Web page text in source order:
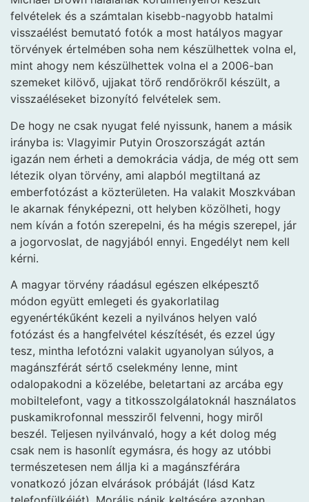
felvételek és a számtalan kisebb-nagyobb hatalmi
visszaélést bemutató fotók a most hatályos magyar
törvények értelmében soha nem készülhettek volna el,
mint ahogy nem készülhettek volna el a 2006-ban
szemeket kilövő, ujjakat törő rendőrökről készült, a
visszaéléseket bizonyító felvételek sem.
De hogy ne csak nyugat felé nyissunk, hanem a másik
irányba is: Vlagyimir Putyin Oroszországát aztán
igazán nem érheti a demokrácia vádja, de még ott sem
létezik olyan törvény, ami alapból megtiltaná az
emberfotózást a közterületen. Ha valakit Moszkvában
le akarnak fényképezni, ott helyben közölheti, hogy
nem kíván a fotón szerepelni, és ha mégis szerepel, jár
a jogorvoslat, de nagyjából ennyi. Engedélyt nem kell
kérni.
A magyar törvény ráadásul egészen elképesztő
módon együtt emlegeti és gyakorlatilag
egyenértékűként kezeli a nyilvános helyen való
fotózást és a hangfelvétel készítését, és ezzel úgy
tesz, mintha lefotózni valakit ugyanolyan súlyos, a
magánszférát sértő cselekmény lenne, mint
odalopakodni a közelébe, beletartani az arcába egy
mobiltelefont, vagy a titkosszolgálatoknál használatos
puskamikrofonnal messziről felvenni, hogy miről
beszél. Teljesen nyilvánvaló, hogy a két dolog még
csak nem is hasonlít egymásra, és hogy az utóbbi
természetesen nem állja ki a magánszférára
vonatkozó józan elvárások próbáját (lásd Katz